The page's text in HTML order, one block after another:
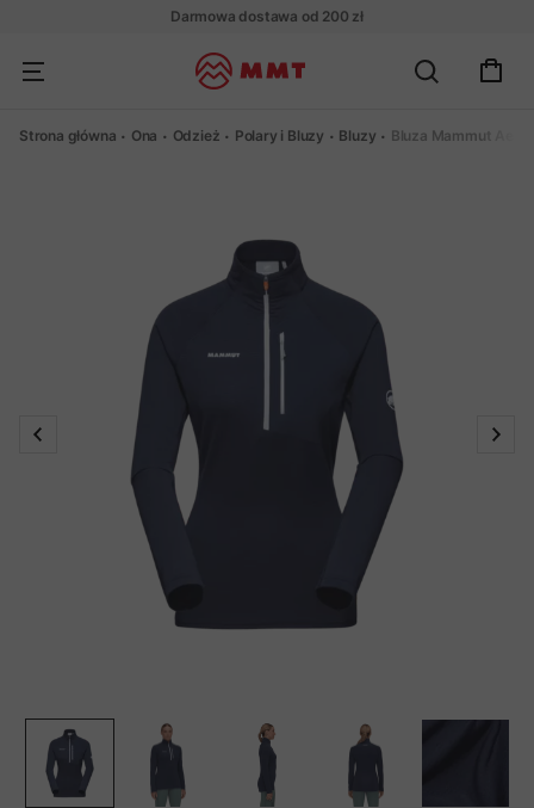
Darmowa dostawa od 200 zł
Strona główna Ona Odzież Polary i Bluzy Bluzy Bluza Mammut